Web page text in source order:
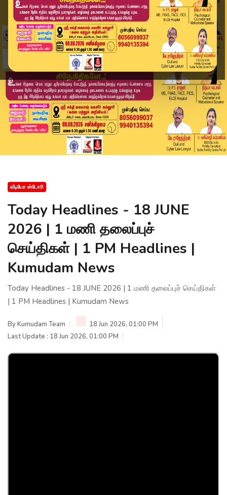
வீடியோ ஸ்டோரி
Today Headlines - 18 JUNE
2026 | 1 மணி தலைப்புச்
செய்திகள் | 1 PM Headlines |
Kumudam News
Today Headlines - 18 JUNE 2026 | 1 மணி தலைப்புச் செய்திகள்
| 1 PM Headlines | Kumudam News
ByKumudam Team
18 Jun 2026, 01:00 PM
Last Update : 18 Jun 2026, 01:00 PM